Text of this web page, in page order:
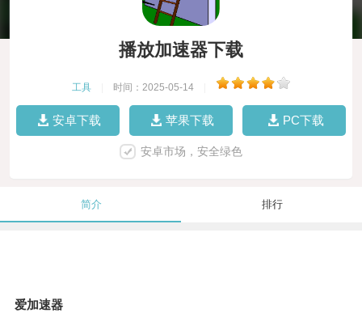
播放加速器下载
工具 时间：2025-05-14
安卓下载 苹果下载 PC下载
安卓市场，安全绿色
简介 排行
爱加速器